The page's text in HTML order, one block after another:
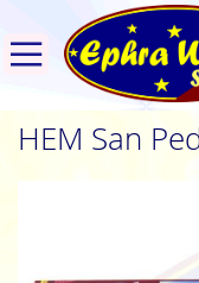
HEM San